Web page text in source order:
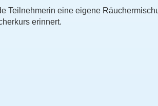
Teilnehmerin eine eigene
erinnert.